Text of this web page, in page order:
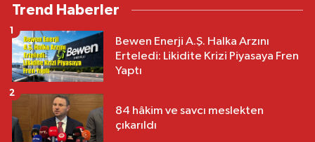
Trend Haberler
Bewen Enerji A.Ş. Halka Arzını
Erteledi: Likidite Krizi Piyasaya Fren
Yaptı
1
84 hâkim ve savcı meslekten
çıkarıldı
2